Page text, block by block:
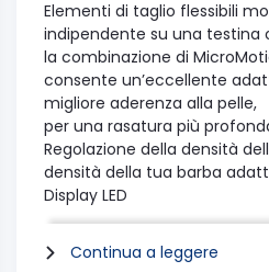
Elementi di taglio flessibili
indipendente su una testina
la combinazione di
consente un’eccellente
migliore aderenza alla pelle,
per una rasatura più
Regolazione della densità
densità della tua barba
Display LED
Tutte le informazioni in
display LED mostra lo stato
il livello di igiene e
Continua a leggere